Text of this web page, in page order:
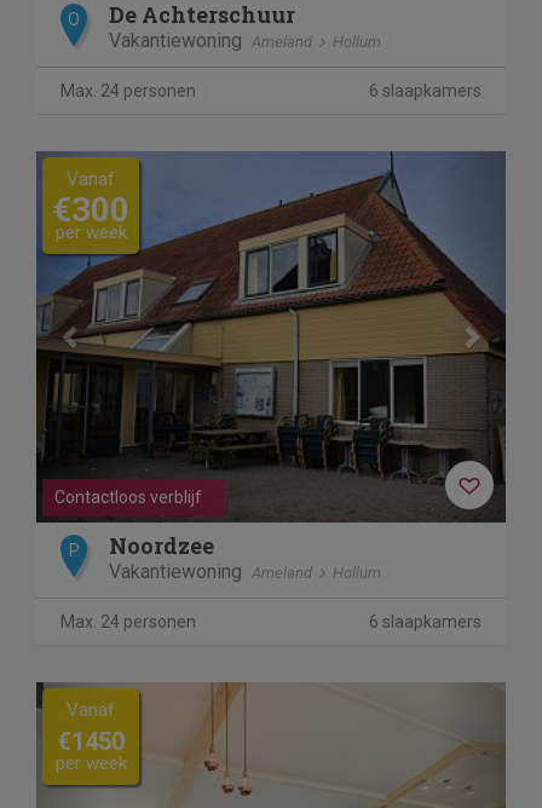
O De Achterschuur
Vakantiewoning Ameland Hollum
Max. 24 personen 6 slaapkamers
Previous
Contactloos verblijf
Vanaf
€300
per week
P Noordzee
Vakantiewoning Ameland Hollum
Max. 24 personen 6 slaapkamers
Previous
Vanaf
€1450
per week